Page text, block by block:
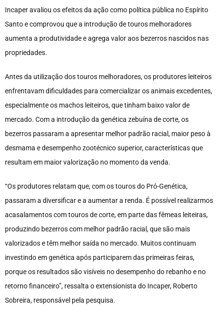
Incaper avaliou os efeitos da ação como política pública no Espírito
Santo e comprovou que a introdução de touros melhoradores
aumenta a produtividade e agrega valor aos bezerros nascidos nas
propriedades.
Antes da utilização dos touros melhoradores, os produtores leiteiros
enfrentavam dificuldades para comercializar os animais excedentes,
especialmente os machos leiteiros, que tinham baixo valor de
mercado. Com a introdução da genética zebuína de corte, os
bezerros passaram a apresentar melhor padrão racial, maior peso à
desmama e desempenho zootécnico superior, características que
resultam em maior valorização no momento da venda.
“Os produtores relatam que, com os touros do Pró-Genética,
passaram a diversificar e a aumentar a renda. É possível realizarmos
acasalamentos com touros de corte, em parte das fêmeas leiteiras,
produzindo bezerros com melhor padrão racial, que são mais
valorizados e têm melhor saída no mercado. Muitos continuam
investindo em genética após participarem das primeiras feiras,
porque os resultados são visíveis no desempenho do rebanho e no
retorno financeiro”, ressalta o extensionista do Incaper, Roberto
Sobreira, responsável pela pesquisa.